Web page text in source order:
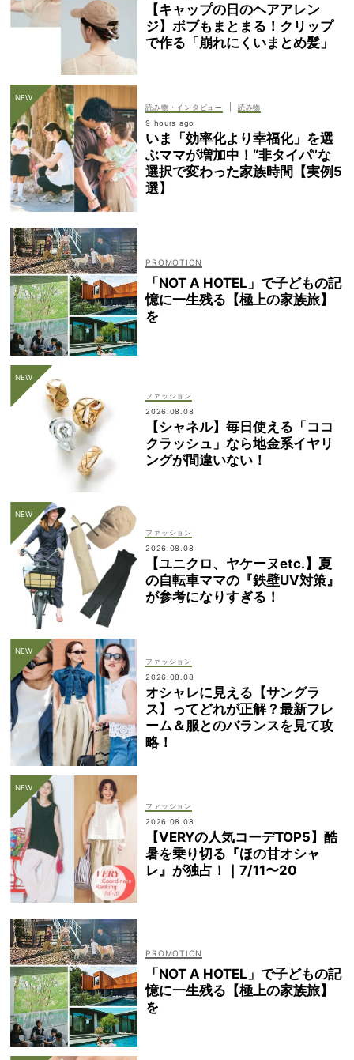
【キャップの日のヘアアレン
ジ】ボブもまとまる！クリップ
で作る「崩れにくいまとめ髪」
読み物・インタビュー
読み物
9 hours ago
いま「効率化より幸福化」を選
ぶママが増加中！“非タイパ”な
選択で変わった家族時間【実例5
選】
「NOT A HOTEL」で子どもの記
憶に一生残る【極上の家族旅】
を
ファッション
2026.08.08
【シャネル】毎日使える「ココ
クラッシュ」なら地金系イヤリ
ングが間違いない！
ファッション
2026.08.08
【ユニクロ、ヤケーヌetc.】夏
の自転車ママの『鉄壁UV対策』
が参考になりすぎる！
ファッション
2026.08.08
オシャレに見える【サングラ
ス】ってどれが正解？最新フレ
ーム＆服とのバランスを見て攻
略！
ファッション
2026.08.08
【VERYの人気コーデTOP5】酷
暑を乗り切る『ほの甘オシャ
レ』が独占！｜7/11〜20
「NOT A HOTEL」で子どもの記
憶に一生残る【極上の家族旅】
を